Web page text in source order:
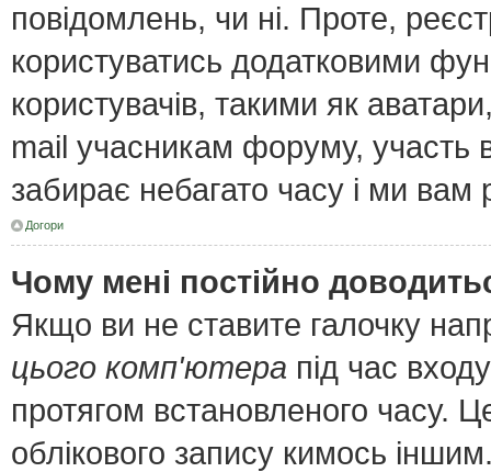
повідомлень, чи ні. Проте,
користуватись додатковими
користувачів, такими як
mail учасникам форуму, участь
забирає небагато часу і ми
Догори
Чому мені постійно
Якщо ви не ставите галочку
цього комп'ютера під час
протягом встановленого часу.
облікового запису кимось